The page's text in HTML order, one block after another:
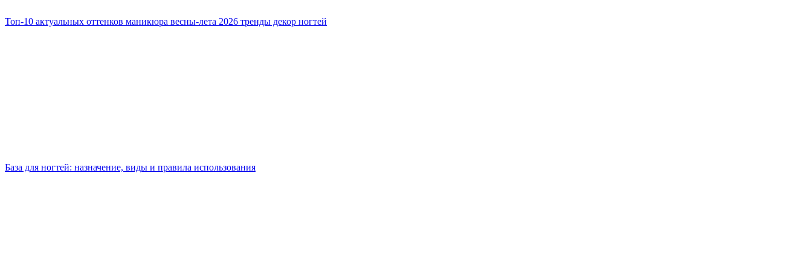
Топ-10 актуальных оттенков маникюра весны-лета 2026 тренды декор ногтей
База для ногтей: назначение, виды и правила использования